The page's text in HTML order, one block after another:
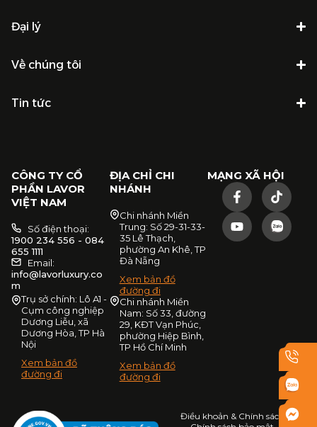
Đại lý
Về chúng tôi
Tin tức
CÔNG TY CỔ
PHẦN LAVOR
VIỆT NAM
Số điện thoại:
1900 234 556 - 084
655 1111
Email:
info@lavorluxury.co
m
Trụ sở chính: Lô A1 -
Cụm công nghiệp
Dương Liễu, xã
Dương Hòa, TP Hà
Nội
Xem bản đồ
đường đi
ĐỊA CHỈ CHI
NHÁNH
Chi nhánh Miền
Trung: Số 29-31-33-
35 Lê Thạch,
phường An Khê, TP
Đà Nẵng
Xem bản đồ
đường đi
Chi nhánh Miền
Nam: Số 33, đường
29, KĐT Vạn Phúc,
phường Hiệp Bình,
TP Hồ Chí Minh
Xem bản đồ
đường đi
MẠNG XÃ HỘI
Điều khoản & Chính sách